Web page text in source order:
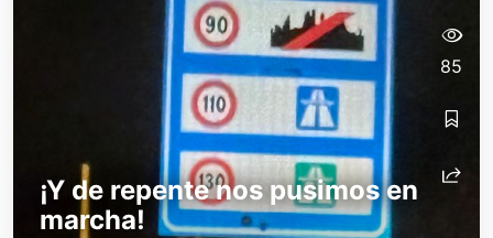
¡Y de repente nos pusimos en
marcha!
85